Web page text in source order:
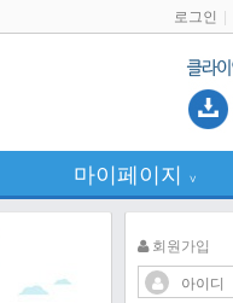
로그인
마이페이지 ∨
회원가입